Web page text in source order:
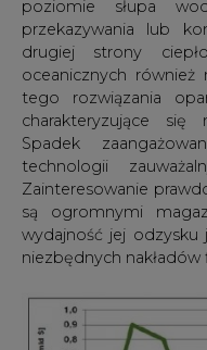
poziomie słupa
przekazywania lub
drugiej strony
oceanicznych
tego rozwiązania
charakteryzujące się
Spadek
technologii
Zainteresowanie
są ogromnymi
wydajność jej
niezbędnych nakładów